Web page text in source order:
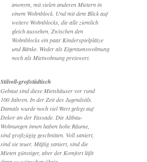
anonym, mit vielen anderen Mietern in
einem Wohnblock. Und mit dem Blick auf
weitere Wohnblocks, die alle ziemlich
gleich aussehen. Zwischen den
Wohnblocks ein paar Kinderspielplätze
und Bänke. Weder als Eigentumswohnung
noch als Mietwohnung preiswert.
Stilvoll-großstädtisch
Gebaut sind diese Mietshäuser vor rund
100 Jahren. In der Zeit des Jugendstils.
Damals wurde noch viel Wert gelegt auf
Dekor an der Fassade. Die Altbau-
Wohnungen innen haben hohe Räume,
sind großzügig geschnitten. Voll saniert,
sind sie teuer. Mäßig saniert, sind die
Mieten günstiger, aber der Komfort läßt